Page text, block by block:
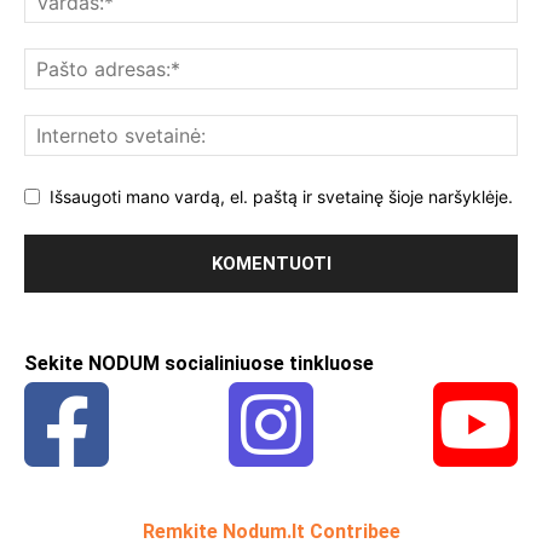
Išsaugoti mano vardą, el. paštą ir svetainę šioje naršyklėje.
Sekite NODUM socialiniuose tinkluose
Remkite Nodum.lt Contribee